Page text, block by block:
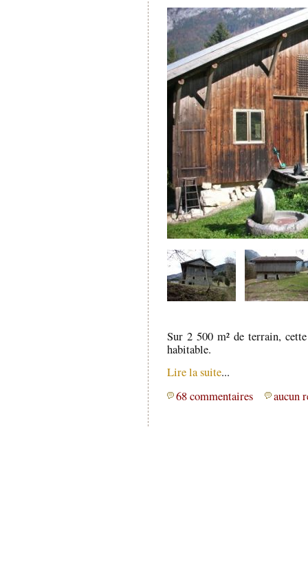
Sur 2 500 m² de terrain,
habitable.
Lire la suite...
68 commentaires
aucun